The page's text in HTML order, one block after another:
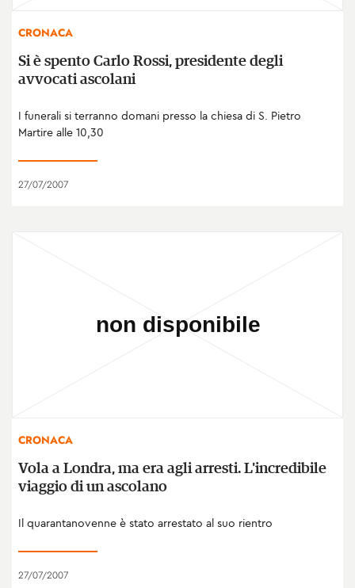
CRONACA
Si è spento Carlo Rossi, presidente degli
avvocati ascolani
I funerali si terranno domani presso la chiesa di S. Pietro
Martire alle 10,30
27/07/2007
CRONACA
Vola a Londra, ma era agli arresti. L'incredibile
viaggio di un ascolano
Il quarantanovenne è stato arrestato al suo rientro
27/07/2007